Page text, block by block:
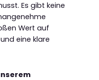
Es gibt keine
Wert auf
eine klare